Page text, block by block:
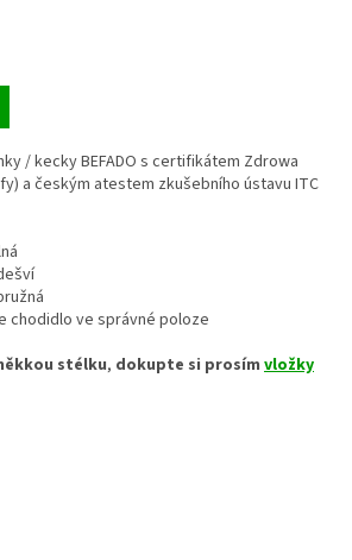
/ kecky BEFADO s certifikátem Zdrowa
a českým atestem zkušebního ústavu ITC
chodidlo ve správné poloze
stélku, dokupte si prosím vložky